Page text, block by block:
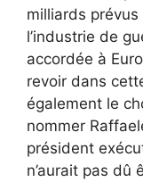
milliards
l’industrie de
accordée à
revoir dans
également le
nommer
président
n’aurait pas dû